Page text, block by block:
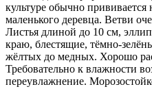
культуре обычно
маленького деревца. Ветви
Листья длиной до 10 см,
краю, блестящие, тёмно-
жёлтых до медных. Хорошо
Требовательно к влажности
переувлажнение.